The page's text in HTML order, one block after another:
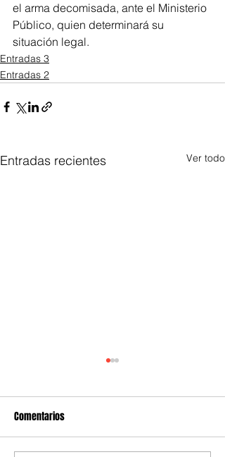
el arma decomisada, ante el Ministerio
Público, quien determinará su
situación legal.
Entradas 3
Entradas 2
Entradas recientes Ver todo
Comentarios